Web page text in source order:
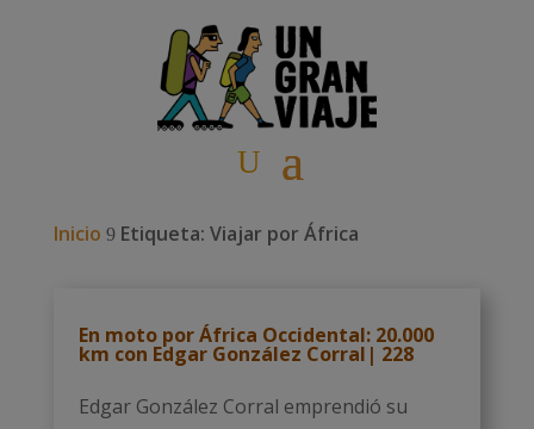
Inicio 9 Etiqueta: Viajar por África
En moto por África Occidental: 20.000
km con Edgar González Corral| 228
Edgar González Corral emprendió su